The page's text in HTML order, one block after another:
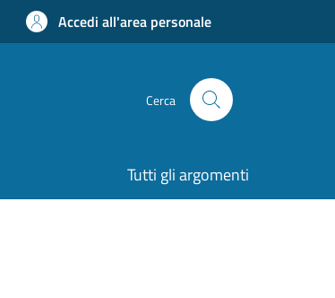
Accedi all'area personale
Cerca
Tutti gli argomenti